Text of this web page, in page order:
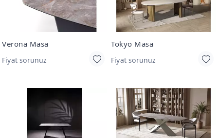
Verona Masa
Fiyat sorunuz
Tokyo Masa
Fiyat sorunuz